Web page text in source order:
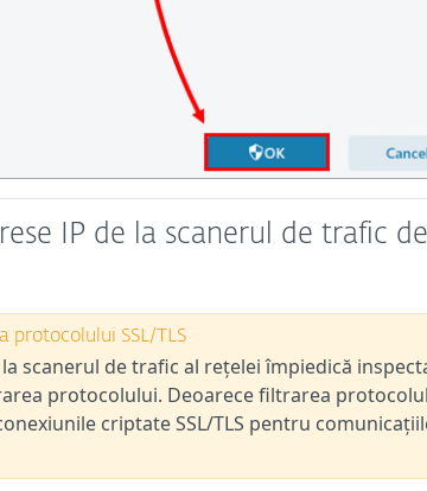
IP de la scanerul de trafic de
SSL/TLS
scanerul de trafic al rețelei împiedică
protocolului. Deoarece filtrarea
criptate SSL/TLS pentru